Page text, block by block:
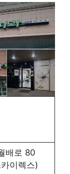
배로 80
이렉스)